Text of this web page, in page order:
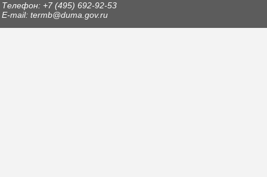
Телефон: +7 (495) 692-92-53
E-mail: termb@duma.gov.ru